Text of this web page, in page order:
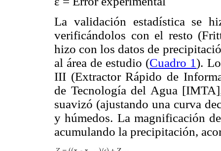
La validación estadística se
verificándolos con el resto
hizo con los datos de
al área de estudio (Cuadro 1).
III (Extractor Rápido de
de Tecnología del Agua
suavizó (ajustando una curva
y húmedos. La magnificación
acumulando la precipitación,